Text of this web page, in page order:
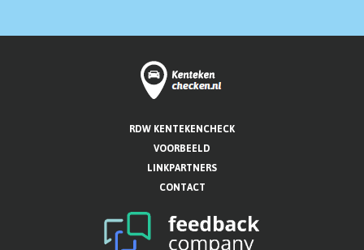
RDW KENTEKENCHECK
VOORBEELD
LINKPARTNERS
CONTACT